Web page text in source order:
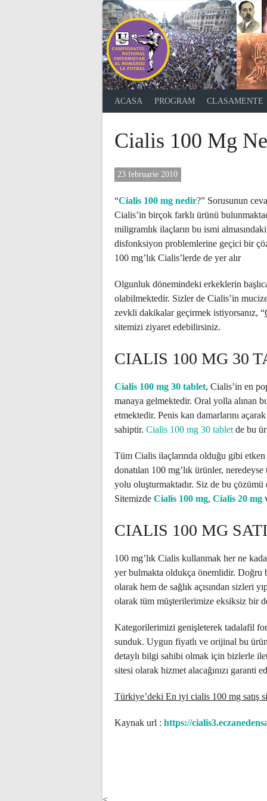
ACASA PROGRAM CLASAMENTE
Cialis 100 Mg
23 februarie 2010
“Cialis 100 mg nedir?” Sorusunun
Cialis’in birçok farklı ürünü
miligramlık ilaçların bu ismi
disfonksiyon problemlerine geçici bir
100 mg’lık Cialis’lerde de yer alır
Olgunluk dönemindeki erkeklerin
olabilmektedir. Sizler de Cialis’in
zevkli dakikalar geçirmek istiyorsanız, “
sitemizi ziyaret edebilirsiniz.
CIALIS 100 MG 30
Cialis 100 mg 30 tablet, Cialis’in en
manaya gelmektedir. Oral yolla alınan
etmektedir. Penis kan damarlarını
sahiptir. Cialis 100 mg 30 tablet de bu
Tüm Cialis ilaçlarında olduğu gibi
donatılan 100 mg’lık ürünler,
yolu oluşturmaktadır. Siz de bu
Sitemizde Cialis 100 mg, Cialis 20 mg
CIALIS 100 MG
100 mg’lık Cialis kullanmak her ne
yer bulmakta oldukça önemlidir. Doğru
olarak hem de sağlık açısından sizleri
olarak tüm müşterilerimize eksiksiz bir
Kategorilerimizi genişleterek tadalafil
sunduk. Uygun fiyatlı ve orijinal bu
detaylı bilgi sahibi olmak için bizlerle
sitesi olarak hizmet alacağınızı garanti
Türkiye’deki En iyi cialis 100 mg satış
Kaynak url : https://